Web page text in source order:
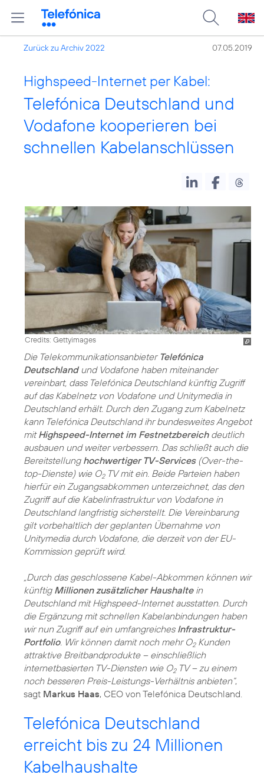
Zurück zu Archiv 2022 07.05.2019
Highspeed-Internet per Kabel:
Telefónica Deutschland und
Vodafone kooperieren bei
schnellen Kabelanschlüssen
Credits: Gettyimages
Die Telekommunikationsanbieter Telefónica
Deutschlandund Vodafone haben miteinander
vereinbart, dass Telefónica Deutschland künftig Zugriff
auf das Kabelnetz von Vodafone und Unitymedia in
Deutschland erhält. Durch den Zugang zum Kabelnetz
kann Telefónica Deutschland ihr bundesweites Angebot
mitHighspeed-Internet im Festnetzbereichdeutlich
ausbauen und weiter verbessern. Das schließt auch die
Bereitstellung hochwertiger TV-Services(Over-the-
top-Dienste) wie O2TV mit ein. Beide Parteien haben
hierfür ein Zugangsabkommen unterzeichnet, das den
Zugriff auf die Kabelinfrastruktur von Vodafone in
Deutschland langfristig sicherstellt. Die Vereinbarung
gilt vorbehaltlich der geplanten Übernahme von
Unitymedia durch Vodafone, die derzeit von der EU-
Kommission geprüft wird.
„Durch das geschlossene Kabel-Abkommen können wir
künftig Millionen zusätzlicher Haushaltein
Deutschland mit Highspeed-Internet ausstatten. Durch
die Ergänzung mit schnellen Kabelanbindungen haben
wir nun Zugriff auf ein umfangreiches Infrastruktur-
Portfolio. Wir können damit noch mehr O2Kunden
attraktive Breitbandprodukte – einschließlich
internetbasierten TV-Diensten wie O2TV – zu einem
noch besseren Preis-Leistungs-Verhältnis anbieten“,
sagt Markus Haas, CEO von Telefónica Deutschland.
Telefónica Deutschland
erreicht bis zu 24 Millionen
Kabelhaushalte